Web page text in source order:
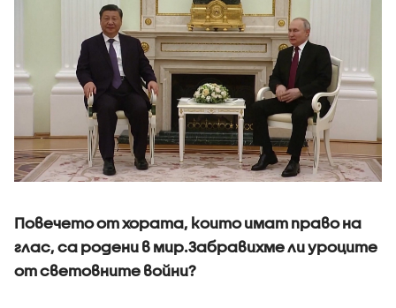
Повечето от хората, които имат право на
глас, са родени в мир.Забравихме ли уроците
от световните войни?